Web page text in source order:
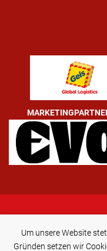
Handball-Sport-Club Bad
Um unsere Website
Gründen setzen wir